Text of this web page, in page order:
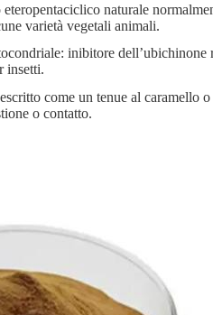
naturale
varietà vegetali animali.
inibitore dell’ubichinone
insetti.
come un tenue al caramello
o contatto.